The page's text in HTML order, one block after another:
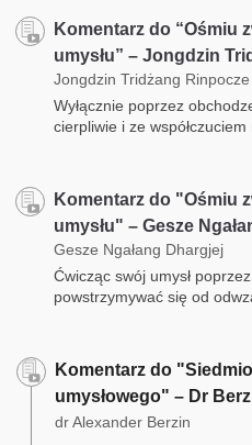
Komentarz do “Ośmiu
umysłu” – Jongdzin
Jongdzin Tridżang Rinpocze
Wyłącznie poprzez
cierpliwie i ze współczuciem
Komentarz do "Ośmiu
umysłu" – Gesze
Gesze Ngałang Dhargjej
Ćwicząc swój umysł
powstrzymywać się od
Komentarz do
umysłowego" – Dr
dr Alexander Berzin